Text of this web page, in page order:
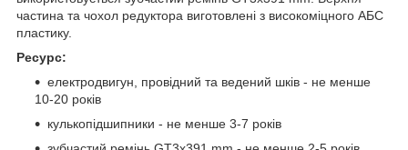
частина та чохол редуктора виготовлені з високоміцного АБС
пластику.
Ресурс:
електродвигун, провідний та ведений шків - не менше
10-20 років
кулькопідшипники - не менше 3-7 років